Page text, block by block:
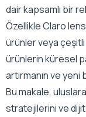
dair kapsamlı bir
Özellikle Claro
ürünler veya
ürünlerin küresel
artırmanın ve yeni
Bu makale,
stratejilerini ve